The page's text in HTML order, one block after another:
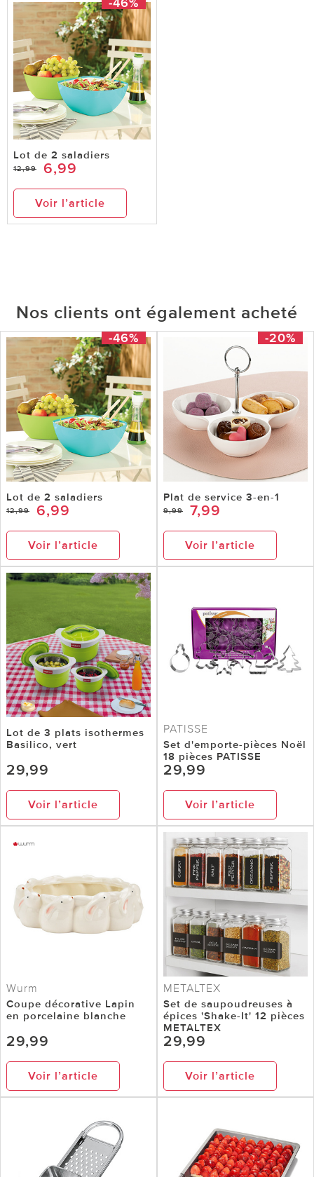
Lot de 2 saladiers
12,99 6,99
Voir l’article
Nos clients ont également acheté
-46%
Lot de 2 saladiers
12,99 6,99
Voir l’article
-20%
Plat de service 3-en-1
9,99 7,99
Voir l’article
Lot de 3 plats isothermes
Basilico, vert
29,99
Voir l’article
PATISSE
Set d'emporte-pièces Noël
18 pièces PATISSE
29,99
Voir l’article
Wurm
Coupe décorative Lapin
en porcelaine blanche
29,99
Voir l’article
METALTEX
Set de saupoudreuses à
épices 'Shake-It' 12 pièces
METALTEX
29,99
Voir l’article